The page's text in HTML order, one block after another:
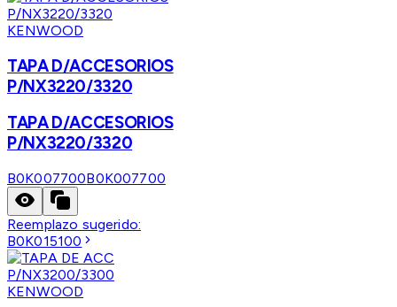
KENWOOD
TAPA D/ACCESORIOS
P/NX3220/3320
TAPA D/ACCESORIOS
P/NX3220/3320
B0K007700B0K007700
Reemplazo sugerido:
B0K015100
KENWOOD